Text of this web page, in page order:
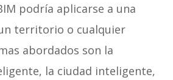
podría aplicarse a una
territorio o cualquier
abordados son la
la ciudad inteligente,